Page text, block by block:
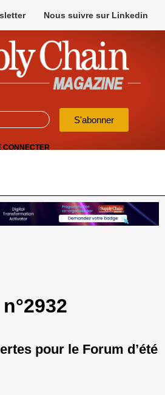
Nous suivre sur Linkedin
S'abonner
CONNECTER
pour le Forum d’été